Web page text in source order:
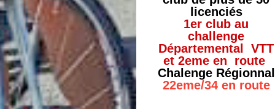
licenciés
1er club au
challenge
Départemental VTT
et 2eme en route
Chalenge Régionnal
22eme/34 en route